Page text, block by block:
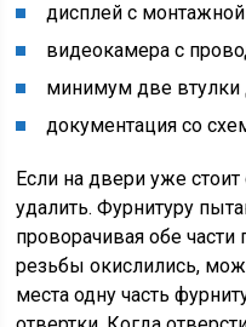
дисплей с
видеокамера с
минимум две втулки
документация со
Если на двери уже
удалить. Фурнитуру
проворачивая обе части
резьбы окислились,
места одну часть